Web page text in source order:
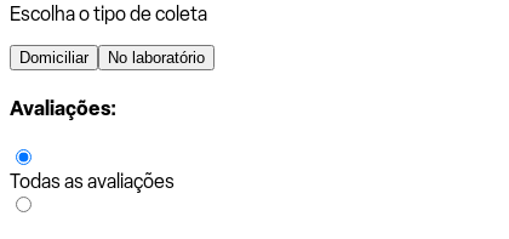
Escolha o tipo de coleta
Domiciliar No laboratório
Avaliações:
Todas as avaliações